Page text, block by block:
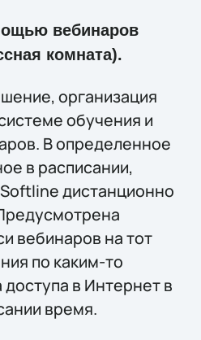
вебинаров
комната).
организация
обучения и
В определенное
в расписании,
дистанционно
вебинаров на тот
по каким-то
в Интернет в
время.